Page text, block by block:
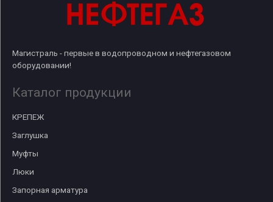
Магистраль - первые в водопроводном и нефтегазовом
оборудовании!
Каталог продукции
КРЕПЕЖ
Заглушка
Муфты
Люки
Запорная арматура